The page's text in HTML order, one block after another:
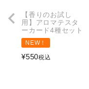
【香りのお試し
用】アロマテスタ
ーカード4種セット
NEW！
¥550税込